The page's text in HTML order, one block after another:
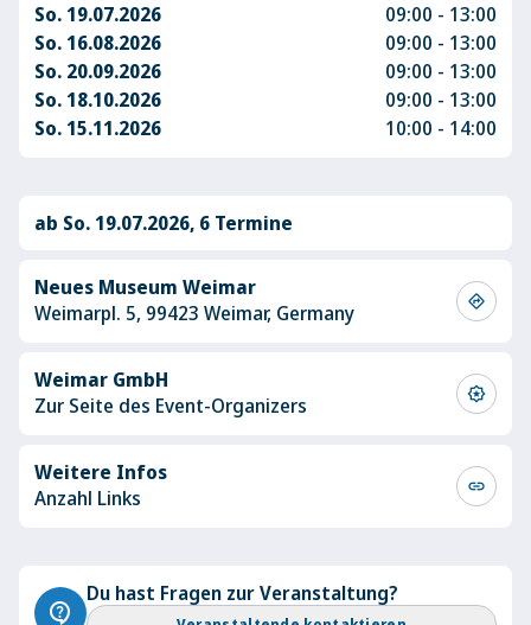
So. 19.07.2026
09:00 - 13:00
So. 16.08.2026
09:00 - 13:00
So. 20.09.2026
09:00 - 13:00
So. 18.10.2026
09:00 - 13:00
So. 15.11.2026
10:00 - 14:00
ab So. 19.07.2026, 6 Termine
Neues Museum Weimar
Weimarpl. 5, 99423 Weimar, Germany
directions
Weimar GmbH
Zur Seite des Event-Organizers
award_star
Weitere Infos
Anzahl Links
link
contact_support
Du hast Fragen zur Veranstaltung?